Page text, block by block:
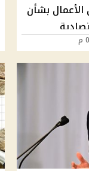
الأعمال بشأن